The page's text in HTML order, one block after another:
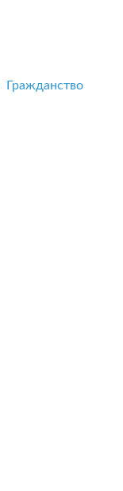
Гражданство